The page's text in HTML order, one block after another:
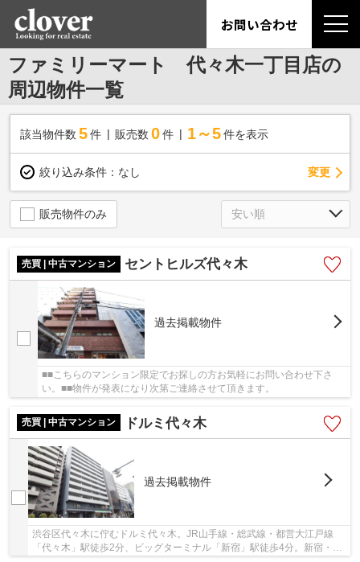
お問い合わせ
ファミリーマート 代々木一丁目店の
周辺物件一覧
該当物件数 5件 販売数 0 件 1～5 件を表示
絞り込み条件： なし 変更
販売物件のみ
売買 | 中古マンション セントヒルズ代々木
過去掲載物件
■■こちらのマンション限定でお探しの方お気軽にお問い合わせ下さ
い。■■物件が発表になり次第ご連絡させて頂きます。
売買 | 中古マンション ドルミ代々木
過去掲載物件
渋谷区代々木に佇むドルミ代々木。JR山手線・総武線・都営大江戸線
「代々木」駅徒歩2分、ビッグターミナル「新宿」駅徒歩4分。新宿・渋